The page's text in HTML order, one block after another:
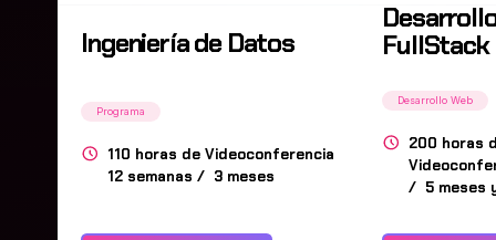
Ingeniería de Datos
Programa
110 horas de Videoconferencia
12 semanas / 3 meses
FullStack
Desarrollo Web
200 horas
/ 5 meses